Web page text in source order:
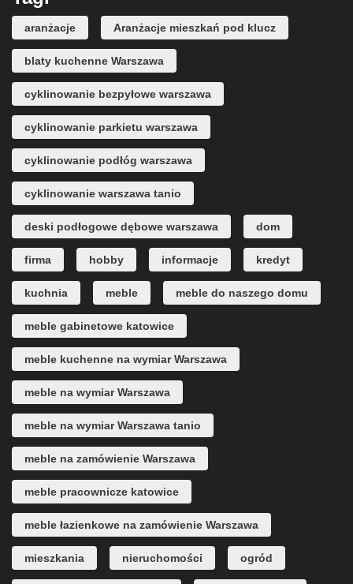
aranżacje Aranżacje mieszkań pod klucz
blaty kuchenne Warszawa
cyklinowanie bezpyłowe warszawa
cyklinowanie parkietu warszawa
cyklinowanie podłóg warszawa
cyklinowanie warszawa tanio
deski podłogowe dębowe warszawa dom
firma hobby informacje kredyt
kuchnia meble meble do naszego domu
meble gabinetowe katowice
meble kuchenne na wymiar Warszawa
meble na wymiar Warszawa
meble na wymiar Warszawa tanio
meble na zamówienie Warszawa
meble pracownicze katowice
meble łazienkowe na zamówienie Warszawa
mieszkania nieruchomości ogród